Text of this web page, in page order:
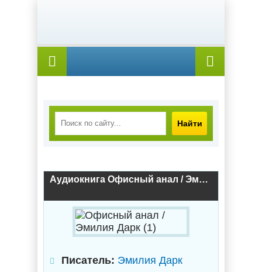
Найти
Аудиокнига Офисный анал / Эмилия Дарк (1)
Писатель: Эмилия Дарк